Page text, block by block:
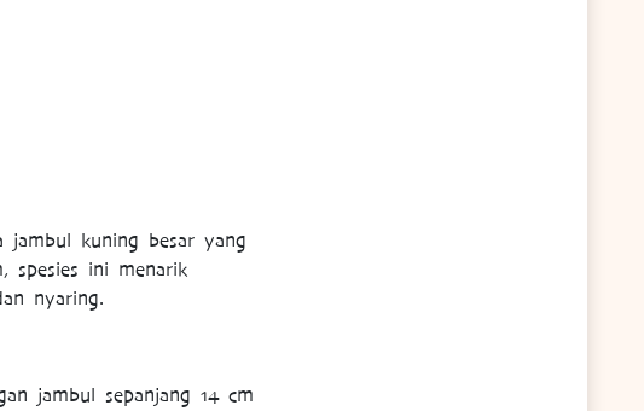
jambul kuning besar yang
spesies ini menarik
nyaring.
jambul sepanjang 14 cm